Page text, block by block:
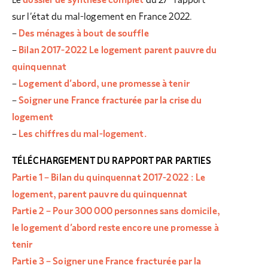
sur l’état du mal-logement en France 2022.
– Des ménages à bout de souffle
– Bilan 2017-2022 Le logement parent pauvre du
quinquennat
– Logement d’abord, une promesse à tenir
–Soigner une France fracturée par la crise du
logement
– Les chiffres du mal-logement.
TÉLÉCHARGEMENT DU RAPPORT PAR PARTIES
Partie 1 – Bilan du quinquennat 2017-2022 : Le
logement, parent pauvre du quinquennat
Partie 2 – Pour 300 000 personnes sans domicile,
le logement d’abord reste encore une promesse à
tenir
Partie 3 – Soigner une France fracturée par la